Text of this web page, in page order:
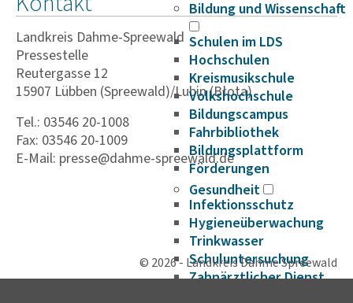
Bildung und Wissenschaft
Schulen im LDS
Hochschulen
Kreismusikschule
Volkshochschule
Bildungscampus
Fahrbibliothek
Bildungsplattform
Förderungen
Gesundheit
Infektionsschutz
Hygieneüberwachung
Trinkwasser
Schuluntersuchung
Zahnärztlicher Dienst
Landkreis Dahme-Spreewald
Pressestelle
Reutergasse 12
15907 Lübben (Spreewald)/Lubin (Błota)
Tel.: 03546 20-1008
Fax: 03546 20-1009
E-Mail: presse@dahme-spreewald.de
© 2026 - Landkreis Dahme Spreewald